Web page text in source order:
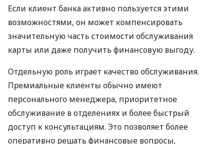
Если клиент банка активно пользуется этими
возможностями, он может компенсировать
значительную часть стоимости обслуживания
карты или даже получить финансовую выгоду.
Отдельную роль играет качество обслуживания.
Премиальные клиенты обычно имеют
персонального менеджера, приоритетное
обслуживание в отделениях и более быстрый
доступ к консультациям. Это позволяет более
оперативно решать финансовые вопросы,